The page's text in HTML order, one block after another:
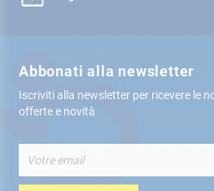
Abbonati alla newsletter
Iscriviti alla newsletter per ricevere le
offerte e novità
alla
nostra